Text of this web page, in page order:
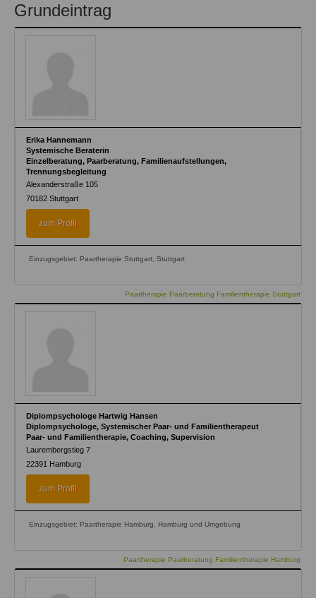
Grundeintrag
Erika Hannemann
Systemische Beraterin
Einzelberatung, Paarberatung, Familienaufstellungen,
Trennungsbegleitung
Alexanderstraße 105
70182 Stuttgart
zum Profil
Einzugsgebiet: Paartherapie Stuttgart, Stuttgart
Paartherapie Paarberatung Familientherapie Stuttgart
Diplompsychologe Hartwig Hansen
Diplompsychologe, Systemischer Paar- und Familientherapeut
Paar- und Familientherapie, Coaching, Supervision
Laurembergstieg 7
22391 Hamburg
zum Profil
Einzugsgebiet: Paartherapie Hamburg, Hamburg und Umgebung
Paartherapie Paarberatung Familientherapie Hamburg